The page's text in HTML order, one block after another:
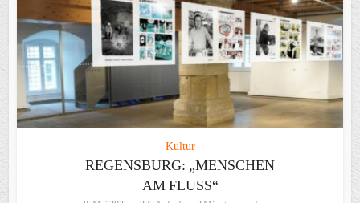
Kultur
REGENSBURG: „MENSCHEN
AM FLUSS“